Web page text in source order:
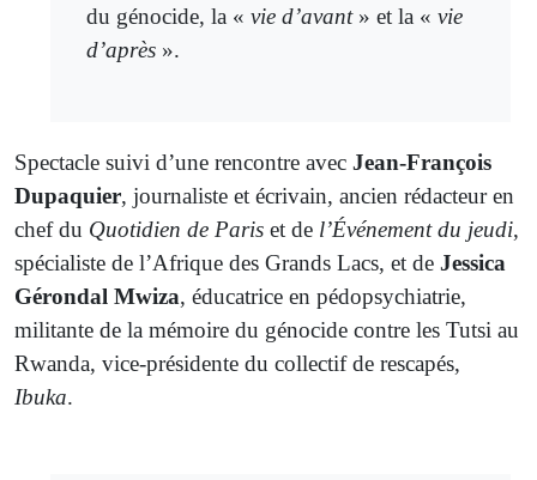
du génocide, la « vie d’avant» et la « vie
d’après ».
Spectacle suivi d’une rencontre avec Jean-François
Dupaquier, journaliste et écrivain, ancien rédacteur en
chef du Quotidien de Paris et de l’Événement du jeudi,
spécialiste de l’Afrique des Grands Lacs, et de Jessica
Gérondal Mwiza, éducatrice en pédopsychiatrie,
militante de la mémoire du génocide contre les Tutsi au
Rwanda, vice-présidente du collectif de rescapés,
Ibuka.